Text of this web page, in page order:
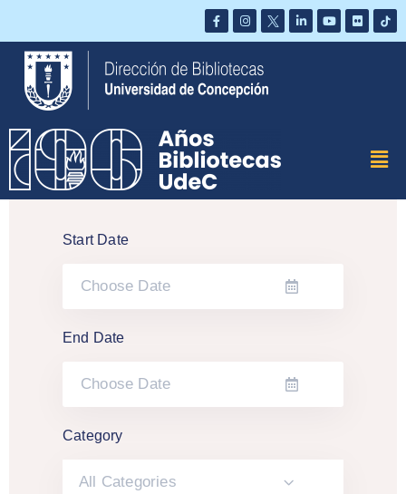
Saltar
contenido
Start Date
End Date
Category
All Categories